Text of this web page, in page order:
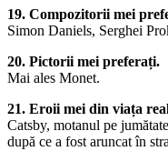
19. Compozitorii mei
Simon Daniels, Serghei
20. Pictorii mei preferați.
Mai ales Monet.
21. Eroii mei din viața
Catsby, motanul pe
după ce a fost aruncat în